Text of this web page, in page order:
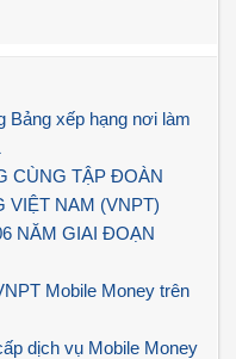
Bảng xếp hạng nơi làm
CÙNG TẬP ĐOÀN
VIỆT NAM (VNPT)
NĂM GIAI ĐOẠN
Mobile Money trên
dịch vụ Mobile Money